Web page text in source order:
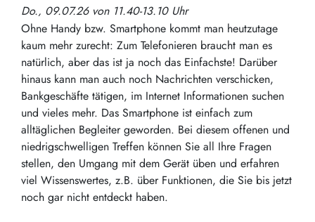
Do., 09.07.26 von 11.40-13.10 Uhr
Ohne Handy bzw. Smartphone kommt man heutzutage
kaum mehr zurecht: Zum Telefonieren braucht man es
natürlich, aber das ist ja noch das Einfachste! Darüber
hinaus kann man auch noch Nachrichten verschicken,
Bankgeschäfte tätigen, im Internet Informationen suchen
und vieles mehr. Das Smartphone ist einfach zum
alltäglichen Begleiter geworden. Bei diesem offenen und
niedrigschwelligen Treffen können Sie all Ihre Fragen
stellen, den Umgang mit dem Gerät üben und erfahren
viel Wissenswertes, z.B. über Funktionen, die Sie bis jetzt
noch gar nicht entdeckt haben.